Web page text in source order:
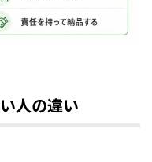
人の違い